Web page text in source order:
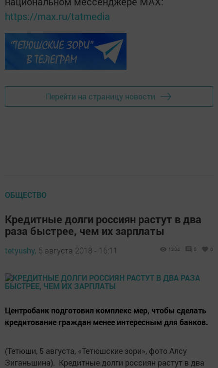
https://max.ru/tatmedia
Перейти на страницу новости
ОБЩЕСТВО
Кредитные долги россиян растут в два
раза быстрее, чем их зарплаты
tetyushy, 5 августа 2018 - 16:11 1204 0 0
Центробанк подготовил комплекс мер, чтобы сделать
кредитование граждан менее интересным для банков.
(Тетюши, 5 августа, «Тетюшские зори», фото Алсу
Зиганьшина). Кредитные долги россиян растут в два